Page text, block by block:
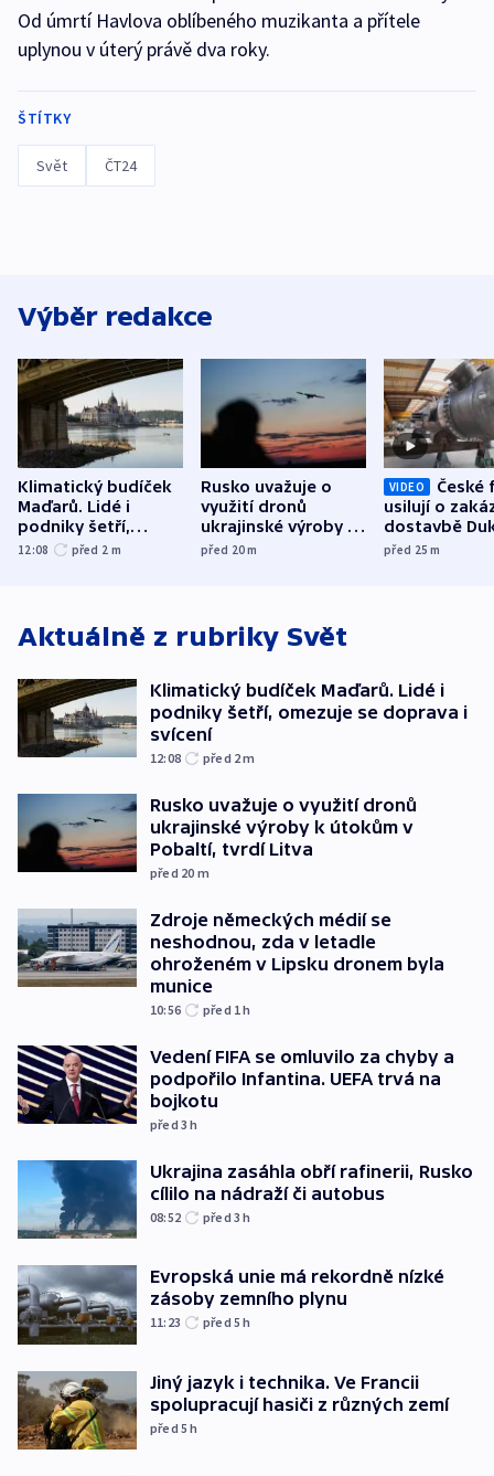
Od úmrtí Havlova oblíbeného muzikanta a přítele
uplynou v úterý právě dva roky.
ŠTÍTKY
Svět ČT24
Výběr redakce
Klimatický budíček
Maďarů. Lidé i
podniky šetří,
omezuje se doprava
12:08 před 2 m
Rusko uvažuje o
využití dronů
ukrajinské výroby k
útokům v Pobaltí,
před 20m
VIDEO
České
usilují o
dostavbě
před 25m
Aktuálně z rubriky Svět
Klimatický budíček Maďarů. Lidé i
podniky šetří, omezuje se doprava i
svícení
12:08 před 2m
Rusko uvažuje o využití dronů
ukrajinské výroby k útokům v
Pobaltí, tvrdí Litva
před 20 m
Zdroje německých médií se
neshodnou, zda v letadle
ohroženém v Lipsku dronem byla
munice
10:56 před 1h
Vedení FIFA se omluvilo za chyby a
podpořilo Infantina. UEFA trvá na
bojkotu
před 3h
Ukrajina zasáhla obří rafinerii, Rusko
cílilo na nádraží či autobus
08:52 před 3h
Evropská unie má rekordně nízké
zásoby zemního plynu
11:23 před 5h
Jiný jazyk i technika. Ve Francii
spolupracují hasiči z různých zemí
před 5h